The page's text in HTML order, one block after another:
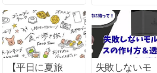
【平日に夏旅
失敗しないモ